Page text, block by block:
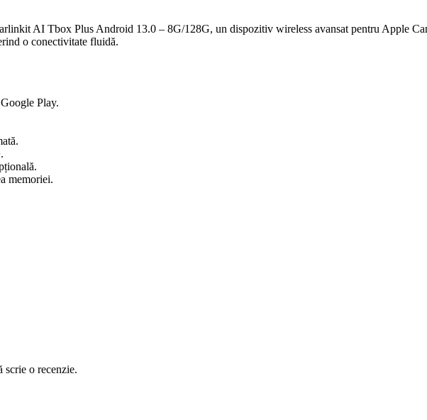
AI Tbox Plus Android 13.0 – 8G/128G, un dispozitiv wireless avansat pentru Apple
o conectivitate fluidă.
Play.
memoriei.
scrie o recenzie.